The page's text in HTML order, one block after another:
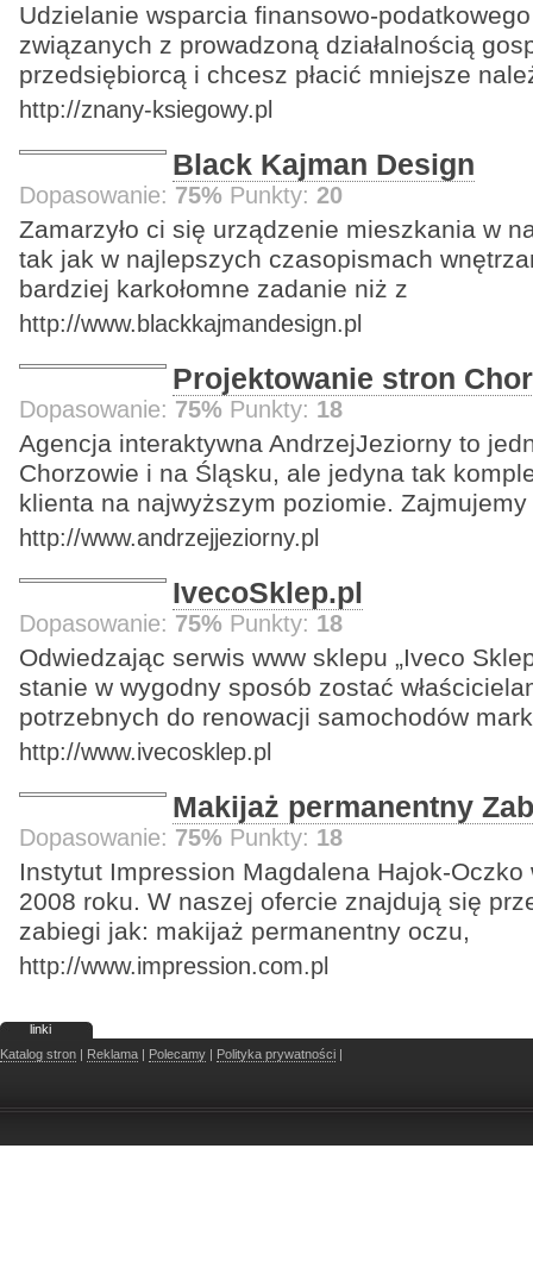
Udzielanie wsparcia finansowo-
związanych z prowadzoną działalnością
przedsiębiorcą i chcesz płacić mniejsze
http://znany-ksiegowy.pl
Black Kajman Design
Dopasowanie: 75% Punkty: 20
Zamarzyło ci się urządzenie mieszkania w
tak jak w najlepszych czasopismach
bardziej karkołomne zadanie niż z
http://www.blackkajmandesign.pl
Projektowanie stron
Dopasowanie: 75% Punkty: 18
Agencja interaktywna AndrzejJeziorny to
Chorzowie i na Śląsku, ale jedyna tak
klienta na najwyższym poziomie. Zajmujemy
http://www.andrzejjeziorny.pl
IvecoSklep.pl
Dopasowanie: 75% Punkty: 18
Odwiedzając serwis www sklepu „Iveco
stanie w wygodny sposób zostać
potrzebnych do renowacji samochodów
http://www.ivecosklep.pl
Makijaż permanentny
Dopasowanie: 75% Punkty: 18
Instytut Impression Magdalena Hajok-
2008 roku. W naszej ofercie znajdują się
zabiegi jak: makijaż permanentny oczu,
http://www.impression.com.pl
linki
Katalog stron | Reklama | Polecamy | Polityka prywatności |